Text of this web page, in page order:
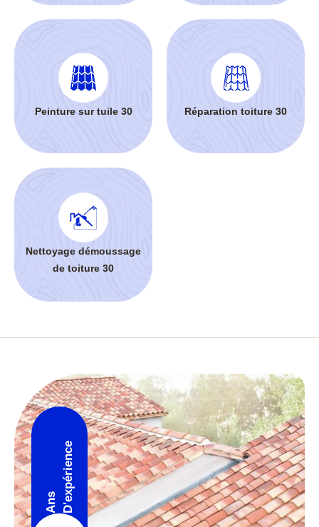
Peinture sur tuile 30 Réparation toiture 30
Nettoyage démoussage
de toiture 30
Ans D'expérience